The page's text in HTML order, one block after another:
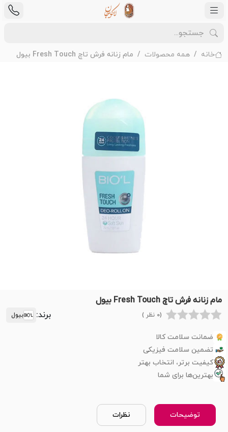
خانه همه محصولات مام زنانه فرش تاچ Fresh Touch بیول
مام زنانه فرش تاچ Fresh Touch بیول
(0 نظر ) برند: بیول
ضمانت سلامت کالا
تضمین سلامت فیزیکی
کیفیت برتر، انتخاب بهتر
بهترین‌ها برای شما
توضیحات نظرات